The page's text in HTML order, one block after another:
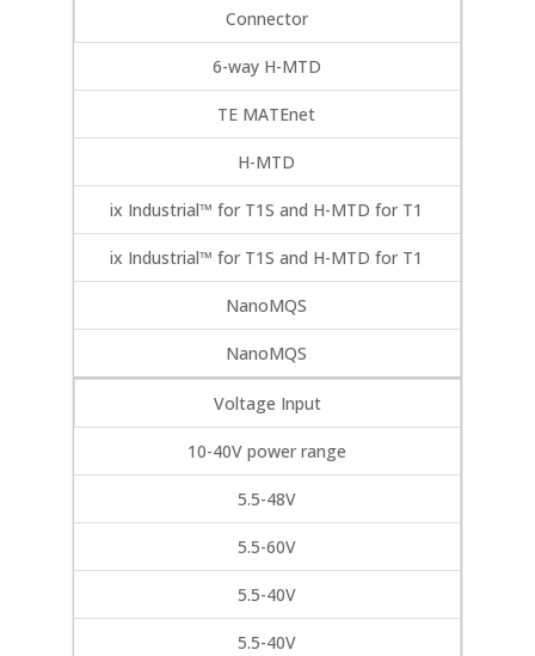
Connector
6-way H-MTD
TE MATEnet
H-MTD
ix Industrial™ for T1S and H-MTD for T1
ix Industrial™ for T1S and H-MTD for T1
NanoMQS
NanoMQS
Voltage Input
10-40V power range
5.5-48V
5.5-60V
5.5-40V
5.5-40V